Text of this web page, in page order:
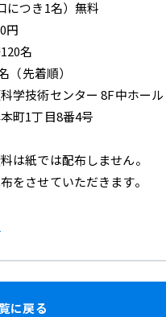
につき1名）無料
円
名
（先着順）
学技術センター 8F中ホール
町1丁目8番4号
は紙では配布しません。
をさせていただきます。
に戻る